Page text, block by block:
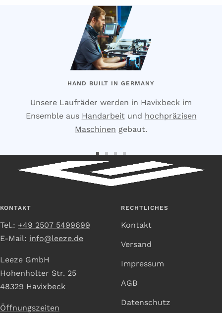
HAND BUILT IN GERMANY
Unsere Laufräder werden in Havixbeck im
Ensemble aus Handarbeitund hochpräzisen
Maschinen gebaut.
Zur
Slide
1
Zur
Slide
2
Slide
3
Slide
4
KONTAKT
Tel.: +49 2507 5499699
E-Mail: info@leeze.de
Leeze GmbH
Hohenholter Str. 25
48329 Havixbeck
Öffnungszeiten
RECHTLICHES
Kontakt
Versand
Impressum
AGB
Datenschutz